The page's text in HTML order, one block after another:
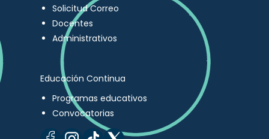
Solicitud Correo
Docentes
Administrativos
Educación Continua
Programas educativos
Convocatorias